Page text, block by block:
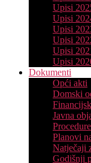
Upisi
Upisi
Upisi
Upisi
Upisi
Upisi
Dokumenti
Opći akti
Domski
Javna
Procedure
Planovi
Natječaji
Godišnji